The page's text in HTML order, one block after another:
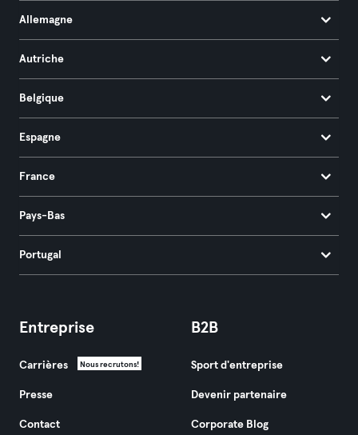
Allemagne
Autriche
Belgique
Espagne
France
Pays-Bas
Portugal
Entreprise
Carrières Nous recrutons!
Presse
Contact
B2B
Sport d'entreprise
Devenir partenaire
Corporate Blog